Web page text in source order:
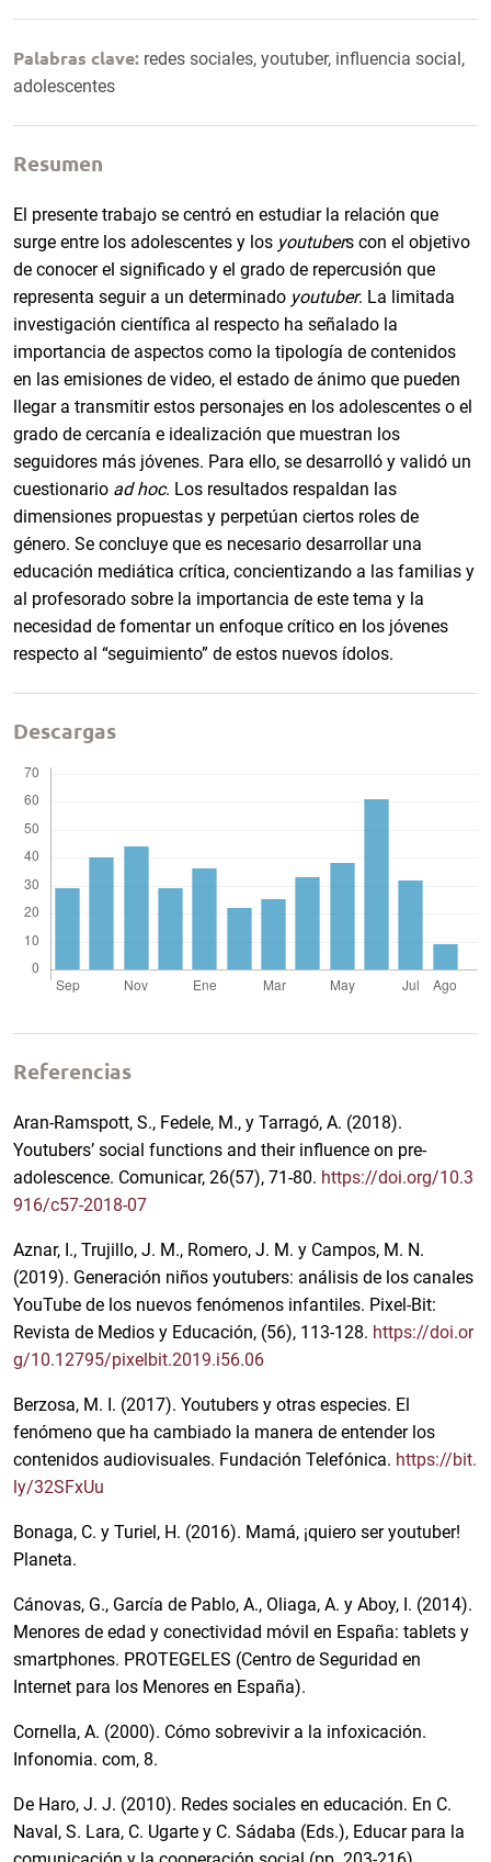
Palabras clave: redes sociales, youtuber, influencia social,
adolescentes
Resumen
El presente trabajo se centró en estudiar la relación que
surge entre los adolescentes y los youtubers con el objetivo
de conocer el significado y el grado de repercusión que
representa seguir a un determinado youtuber. La limitada
investigación científica al respecto ha señalado la
importancia de aspectos como la tipología de contenidos
en las emisiones de video, el estado de ánimo que pueden
llegar a transmitir estos personajes en los adolescentes o el
grado de cercanía e idealización que muestran los
seguidores más jóvenes. Para ello, se desarrolló y validó un
cuestionario ad hoc. Los resultados respaldan las
dimensiones propuestas y perpetúan ciertos roles de
género. Se concluye que es necesario desarrollar una
educación mediática crítica, concientizando a las familias y
al profesorado sobre la importancia de este tema y la
necesidad de fomentar un enfoque crítico en los jóvenes
respecto al “seguimiento” de estos nuevos ídolos.
Descargas
Referencias
Aran-Ramspott, S., Fedele, M., y Tarragó, A. (2018).
Youtubers’ social functions and their influence on pre-
adolescence. Comunicar, 26(57), 71-80. https://doi.org/10.3
916/c57-2018-07
Aznar, I., Trujillo, J. M., Romero, J. M. y Campos, M. N.
(2019). Generación niños youtubers: análisis de los canales
YouTube de los nuevos fenómenos infantiles. Pixel-Bit:
Revista de Medios y Educación, (56), 113-128. https://doi.or
g/10.12795/pixelbit.2019.i56.06
Berzosa, M. I. (2017). Youtubers y otras especies. El
fenómeno que ha cambiado la manera de entender los
contenidos audiovisuales. Fundación Telefónica. https://bit.
ly/32SFxUu
Bonaga, C. y Turiel, H. (2016). Mamá, ¡quiero ser youtuber!
Planeta.
Cánovas, G., García de Pablo, A., Oliaga, A. y Aboy, I. (2014).
Menores de edad y conectividad móvil en España: tablets y
smartphones. PROTEGELES (Centro de Seguridad en
Internet para los Menores en España).
Cornella, A. (2000). Cómo sobrevivir a la infoxicación.
Infonomia. com, 8.
De Haro, J. J. (2010). Redes sociales en educación. En C.
Naval, S. Lara, C. Ugarte y C. Sádaba (Eds.), Educar para la